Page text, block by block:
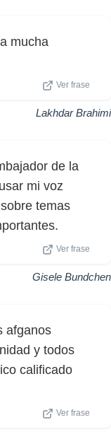
mucha
Ver frase
Lakhdar Brahimi
de la
mi voz
temas
Ver frase
Gisele Bundchen
afganos
y todos
calificado
Ver frase